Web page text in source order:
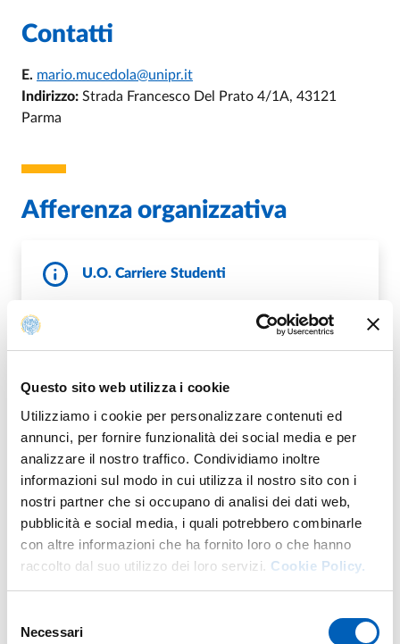
Questo sito web utilizza i cookie
Utilizziamo i cookie per personalizzare contenuti ed
annunci, per fornire funzionalità dei social media e per
analizzare il nostro traffico. Condividiamo inoltre
informazioni sul modo in cui utilizza il nostro sito con i
nostri partner che si occupano di analisi dei dati web,
pubblicità e social media, i quali potrebbero combinarle
con altre informazioni che ha fornito loro o che hanno
raccolto dal suo utilizzo dei loro servizi. Cookie Policy.
delNecessari
Contatti
E. mario.mucedola@unipr.it
Indirizzo: Strada Francesco Del Prato 4/1A, 43121
Parma
Afferenza organizzativa
U.O. Carriere Studenti
sett.carrierestudenti@pec.unipr.it
https://www.unipr.it/ugov/organizationunit/1580
Altro personale della struttura a questo
indirizzo
Personale tecnico amministrativo